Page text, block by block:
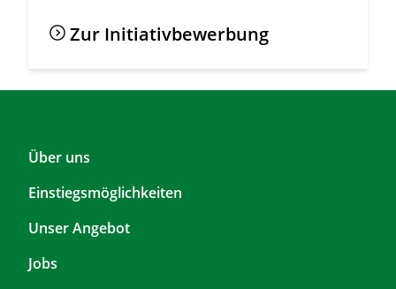
Zur Initiativbewerbung
F
o
t
r
Über uns
Einstiegsmöglichkeiten
Unser Angebot
Jobs